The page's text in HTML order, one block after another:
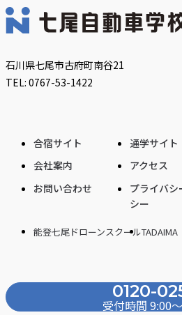
石川県七尾市古府町南谷21
TEL: 0767-53-1422
合宿サイト 通学サイト
会社案内
アクセス
お問い合わせ
プライバシ
シー
能登七尾ドローンスクールTADAIMA
0120-
受付時間 9:00